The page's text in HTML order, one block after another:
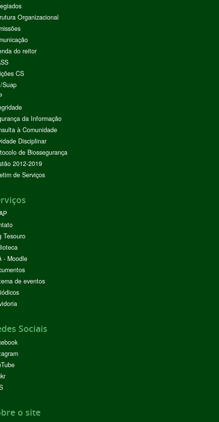
Organizacional
do reitor
CS
Suap
da Informação
à Comunidade
Disciplinar
de Biossegurança
2012-2019
de Serviços
Tesouro
- Moodle
de eventos
Sociais
o site